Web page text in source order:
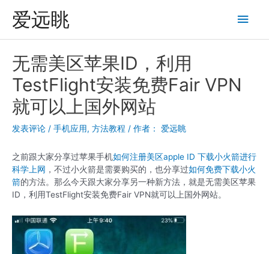
爱远眺
主
菜
无需美区苹果ID，利用
TestFlight安装免费Fair VPN
就可以上国外网站
发表评论 / 手机应用, 方法教程 / 作者： 爱远眺
之前跟大家分享过苹果手机如何注册美区apple ID 下载小火箭进行
科学上网 ，不过小火箭是需要购买的，也分享过如何免费下载小火
箭的方法。那么今天跟大家分享另一种新方法，就是无需美区苹果
ID，利用TestFlight安装免费Fair VPN就可以上国外网站。